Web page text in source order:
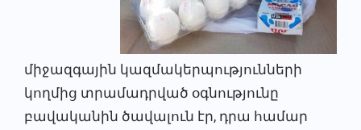
միջազգային կազմակերպությունների
կողմից տրամադրված օգնությունը
բավականին ծավալուն էր, դրա համար